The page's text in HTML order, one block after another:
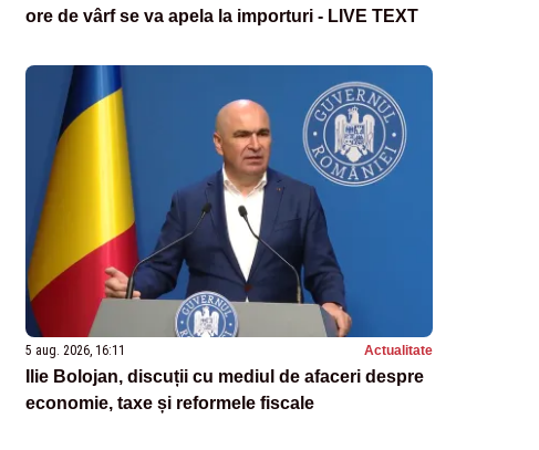
ore de vârf se va apela la importuri - LIVE TEXT
5 aug. 2026, 16:11 Actualitate
Ilie Bolojan, discuții cu mediul de afaceri despre
economie, taxe și reformele fiscale